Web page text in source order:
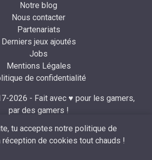
tu acceptes notre politique de
de cookies tout chauds !
Notre blog
Nous contacter
Partenariats
Derniers jeux ajoutés
Jobs
Mentions Légales
de confidentialité
2026 - Fait avec ♥ pour les gamers,
par des gamers !